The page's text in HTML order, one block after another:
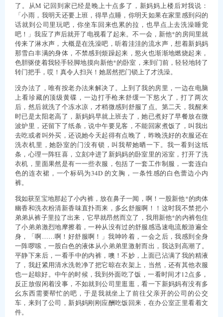
了。从M 记回到家已经是晚上十点多了，新妈妈上楼后对我说：
「小雨，我明天还要上班，得早点睡，你明天如果在家里感到闷的
话就到公司里玩吧，你坐车回来也累的拉，也早点上去洗澡睡觉
吧！」我应了声后就开了电视看了起来。不一会，新他*的房间里就
传来了淋水声，大概是在洗澡吧，听着洼洼的流水声，想着新妈妈
那雪白丰满的身体，不禁感到烦躁起来，慾火也渐渐地燃烧起来，
色胆驱使着我轻手轻脚地摸向新他*的卧室，来到门前，轻轻地转了
转门把手，哎！真令人扫兴！她居然把门锁上了才洗澡。
没办法了，唯有按老办法来解决了。上到了我的房里，一边在电脑
上看珍藏的顶级黄碟，一边打手枪来舒缓一下慾火了，打了两次
后，然后就洗了个冻水凉，才稍微感到舒服了点。第二天，我醒来
时已是太阳老高了，新妈妈早就上班去了，她已煮好了早餐放在微
波炉里，还留下了纸条，说中午要见客，不能回家煮饭了，叫我出
去吃或者叫外买，还说她今天起得有点晚了，昨晚洗好的衣服还在
洗衣机里，她卧室的门没有锁，叫我帮她晒一下。我一看到这纸
条，心理一阵狂喜，立刻冲进了新妈妈的卧室里的浴室，打开了洗
衣机，里面果然是有一一些衣服，包括了一套工作制服，一套连白
色的连衣裙，一个标码为34D 的文胸，一条性感的白色蕾边小内
裤。
我如获至宝地那起了小内裤，放在鼻子一闻，啊！一股新他*的肉体
幽香和洗衣粉清新香味直扑而来，多幺舒服啊！！这时我不禁把小
弟弟从裤子里拉了出来，它早就昂然而立了，我用新他*的内裤包住
了小弟弟激烈地摩擦着，一种从没有过的舒服感迅速电流般游遍全
身，「啊……啊！好舒服啊！」我呻吟着，一会之后，我感到全身
一阵啰嗦，一股白色的液体从小弟弟里激射而出，我达到高潮了。
平静下来后，一看手中的内裤，噢！不妙，上面已沾满了我的精液
了，我赶紧用清水洗乾净了把它晾在衣架上，当然，还有其他衣服
也一起晾好。中午的时候，我到外面吃了饭，一看时间才12点多，
反正放假闲着没事，不如就到公司里逛逛，看一下新妈妈有没有多
幺东西需要帮忙的吧，于是我就坐上了前往父亲开的公司的公交
车，来到了公司，新妈妈刚刚应酬吃饭回来，在办公室正里看着文
件。